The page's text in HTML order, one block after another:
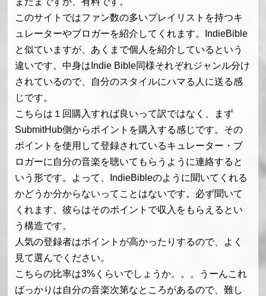
このサイトではファン数の多いプレイリストを持つキ
ュレーターやブロガーを紹介してくれます。IndieBible
と似ていますが、あくまで個人を紹介しているという
違いです。中身はIndie Bible同様それぞれジャンル分け
されているので、自分のスタイルにハマる人に送る感
じです。
こちらは１回購入すれば良いって訳ではなく、まず
SubmitHub側からポイントを購入する感じです。その
ポイントを使用して登録されているキュレーター・ブ
ロガーに自分の音楽を聴いてもらうように連絡すると
いう形です。よって、IndieBibleのように聞いてくれる
かどうか分からないってことはないです。必ず聞いて
くれます、彼らはそのポイントで収入をもらえるとい
う構造です。
人気の登録者はポイントが高かったりするので、よく
見て選んでください。
こちらの比率は3%くらいでしょうか。。。うーんこれ
ばっかりは自分の音楽次第なところがあるので、難し